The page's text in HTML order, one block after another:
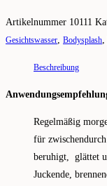
Artikelnummer 10111
Gesichtswasser, Bodysplash,
Beschreibung
Regelmäßig
für
beruhigt, glättet
Juckende,